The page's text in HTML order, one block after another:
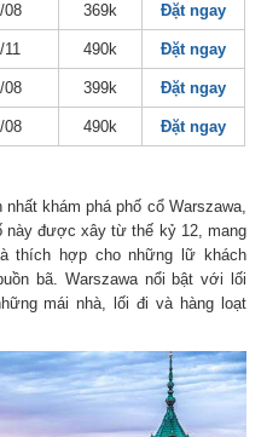
08 369k Đặt ngay
11 490k Đặt ngay
08 399k Đặt ngay
08 490k Đặt ngay
khám phá phố cổ Warszawa,
này được xây từ thế kỷ 12, mang
thích hợp cho những lữ khách
bã. Warszawa nổi bật với lối
mái nhà, lối đi và hàng loạt